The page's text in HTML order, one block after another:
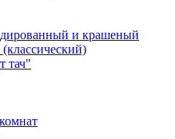
и крашеный
тач"